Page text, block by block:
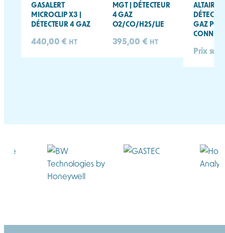
GASALERT
MICROCLIP X3 |
DÉTECTEUR 4 GAZ
440,00 € HT
MGT | DÉTECTEUR
4 GAZ
O2/CO/H2S/LIE
395,00 € HT
ALTAIR
GAZ
Prix sur